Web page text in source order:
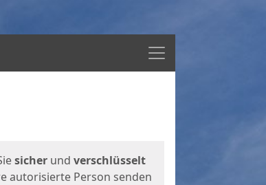
Menü
sicher und verschlüsselt
autorisierte Person senden